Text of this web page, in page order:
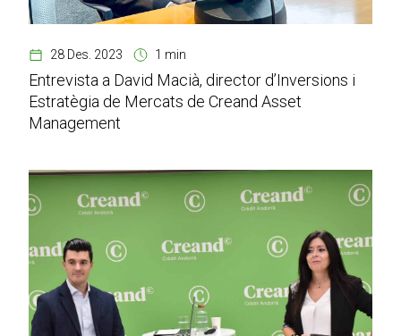
28 Des. 2023 1 min
Entrevista a David Macià, director d’Inversions i
Estratègia de Mercats de Creand Asset
Management